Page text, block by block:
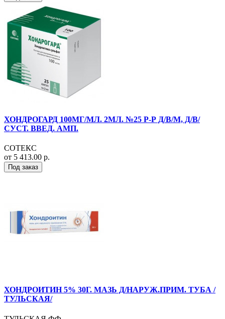
ХОНДРОГАРД 100МГ/МЛ. 2МЛ. №25 Р-Р Д/В/М, Д/В/
СУСТ. ВВЕД. АМП.
СОТЕКС
от 5 413.00 р.
Под заказ
ХОНДРОИТИН 5% 30Г. МАЗЬ Д/НАРУЖ.ПРИМ. ТУБА /
ТУЛЬСКАЯ/